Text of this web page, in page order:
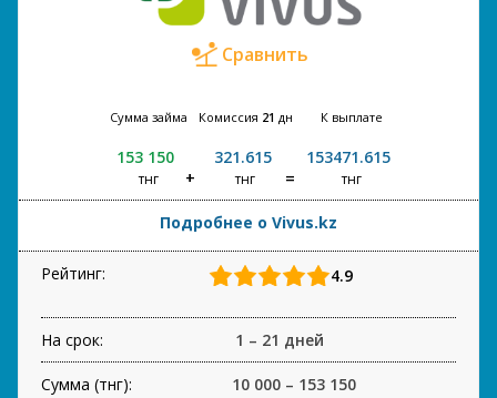
Сравнить
Сумма займа
153 150
тнг
Комиссия 21 дн
321.615
тнг
К выплате
153471.615
тнг
Подробнее о Vivus.kz
Рейтинг: 4.9
На срок: 1 – 21 дней
Сумма (тнг): 10 000 – 153 150